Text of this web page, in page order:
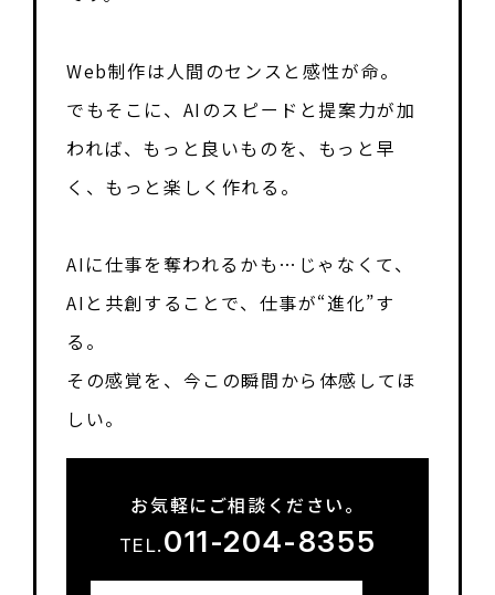
Web制作は人間のセンスと感性が命。
でもそこに、AIのスピードと提案力が加
われば、もっと良いものを、もっと早
く、もっと楽しく作れる。
AIに仕事を奪われるかも…じゃなくて、
AIと共創することで、仕事が“進化”す
る。
その感覚を、今この瞬間から体感してほ
しい。
お気軽にご相談ください。
TEL. 011-204-8355